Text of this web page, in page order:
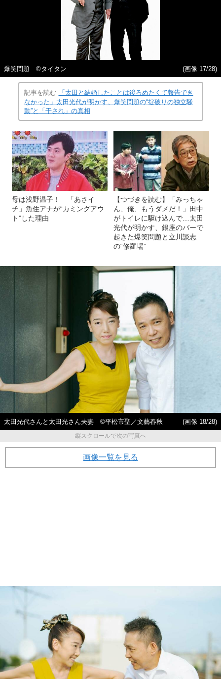
爆笑問題 ©タイタン (画像 17/28)
記事を読む
「太田と結婚したことは後ろめたくて報告でき
なかった」太田光代が明かす、爆笑問題の“掟破りの独立騒
動”と「干され」の真相
母は浅野温子！ 「あさイ
チ」魚住アナが“カミングアウ
ト”した理由
【つづきを読む】「みっちゃ
ん、俺、もうダメだ！」田中
がトイレに駆け込んで…太田
光代が明かす、銀座のバーで
起きた爆笑問題と立川談志
の“修羅場”
太田光代さんと太田光さん夫妻 ©平松市聖／文藝春秋
(画像 18/28)
縦スクロールで次の写真へ
画像一覧を見る